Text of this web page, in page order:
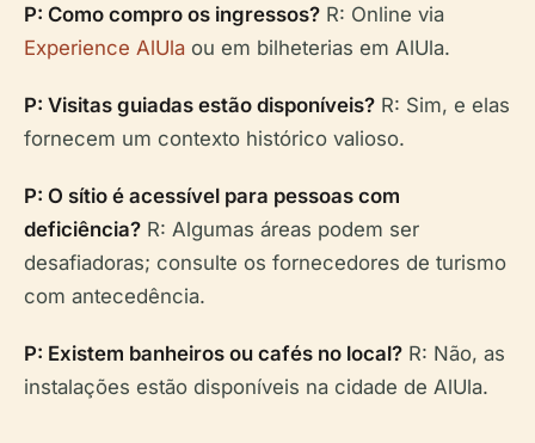
P: Como compro os ingressos? R: Online via
Experience AlUla ou em bilheterias em AlUla.
P: Visitas guiadas estão disponíveis? R: Sim, e elas
fornecem um contexto histórico valioso.
P: O sítio é acessível para pessoas com
deficiência? R: Algumas áreas podem ser
desafiadoras; consulte os fornecedores de turismo
com antecedência.
P: Existem banheiros ou cafés no local? R: Não, as
instalações estão disponíveis na cidade de AlUla.